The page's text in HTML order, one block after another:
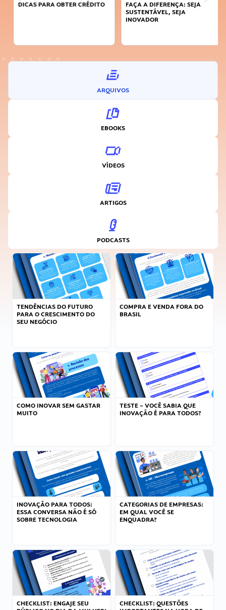
DICAS PARA OBTER CRÉDITO
FAÇA A DIFERENÇA: SEJA
SUSTENTÁVEL, SEJA
INOVADOR
ARQUIVOS
EBOOKS
VÍDEOS
ARTIGOS
PODCASTS
TENDÊNCIAS DO FUTURO
PARA O CRESCIMENTO DO
SEU NEGÓCIO
COMPRA E VENDA FORA DO
BRASIL
COMO INOVAR SEM GASTAR
MUITO
TESTE – VOCÊ SABIA QUE
INOVAÇÃO É PARA TODOS?
INOVAÇÃO PARA TODOS:
ESSA CONVERSA NÃO É SÓ
SOBRE TECNOLOGIA
CATEGORIAS DE EMPRESAS:
EM QUAL VOCÊ SE
ENQUADRA?
CHECKLIST: ENGAJE SEU
CHECKLIST: QUESTÕES